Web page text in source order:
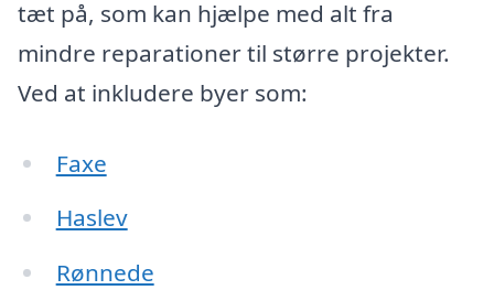
tæt på, som kan hjælpe med alt fra
mindre reparationer til større projekter.
Ved at inkludere byer som:
Faxe
Haslev
Rønnede